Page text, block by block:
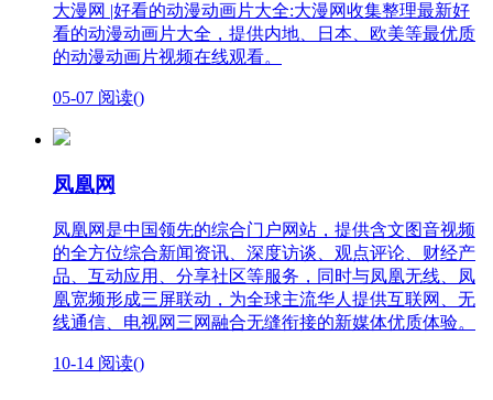
大漫网 |好看的动漫动画片大全:大漫网收集整理最新好
看的动漫动画片大全，提供内地、日本、欧美等最优质
的动漫动画片视频在线观看。
05-07 阅读()
凤凰网
凤凰网是中国领先的综合门户网站，提供含文图音视频
的全方位综合新闻资讯、深度访谈、观点评论、财经产
品、互动应用、分享社区等服务，同时与凤凰无线、凤
凰宽频形成三屏联动，为全球主流华人提供互联网、无
线通信、电视网三网融合无缝衔接的新媒体优质体验。
10-14 阅读()